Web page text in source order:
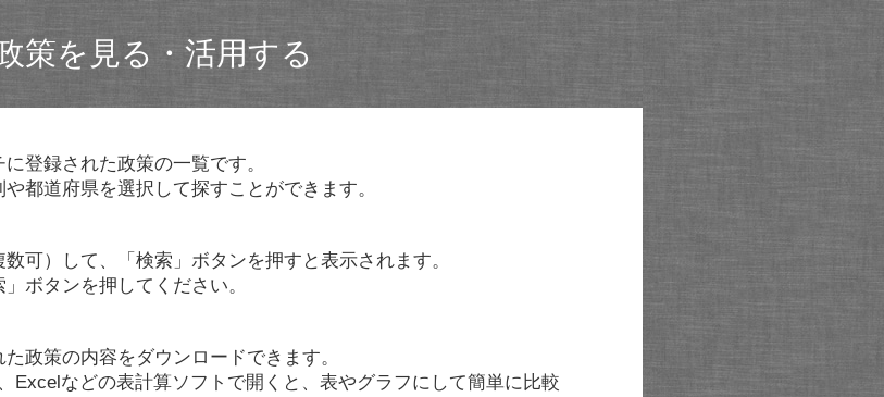
策を見る・活用する
登録された政策の一覧です。
都道府県を選択して探すことができます。
可）して、「検索」ボタンを押すと表示されます。
ボタンを押してください。
政策の内容をダウンロードできます。
Excelなどの表計算ソフトで開くと、表やグラフにして簡単に比較